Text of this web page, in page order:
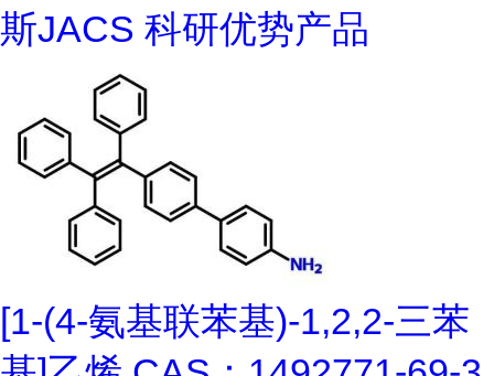
斯JACS 科研优势产品
[1-(4-氨基联苯基)-1,2,2-三苯